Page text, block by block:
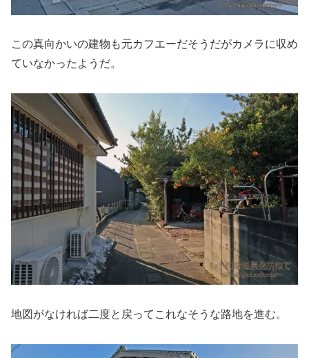
この真向かいの建物も元カフエーだそうだがカメラに収め
ていなかったようだ。
地図がなければ二度と戻ってこれなそうな路地を進む。